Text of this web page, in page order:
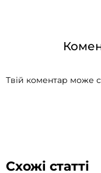
Твій коментар може
Схожі статті